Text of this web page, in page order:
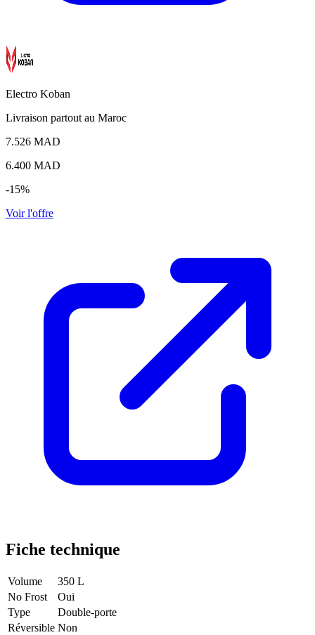
Electro Koban
Livraison partout au Maroc
7.526 MAD
6.400 MAD
-15%
Voir l'offre
Fiche technique
Volume
350 L
No Frost
Oui
Type
Double-porte
Réversible Non